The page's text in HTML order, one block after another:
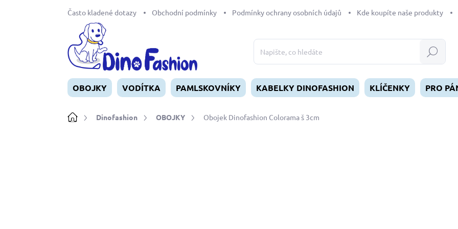
Často kladené dotazy Obchodní podmínky Podmínky ochrany osobních údajů Kde koupíte naše produkty
Hledat
OBOJKY VODÍTKA PAMLSKOVNÍKY KABELKY DINOFASHION KLÍČENKY PRO
DomůDinofashion OBOJKY Obojek Dinofashion Colorama š 3cm